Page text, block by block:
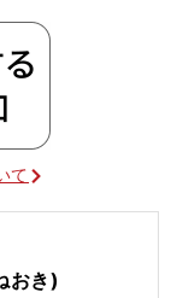
て
おき)